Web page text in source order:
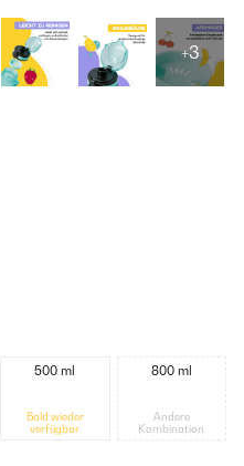
+3
500 ml
Bald wieder
verfügbar
800 ml
Andere
Kombination